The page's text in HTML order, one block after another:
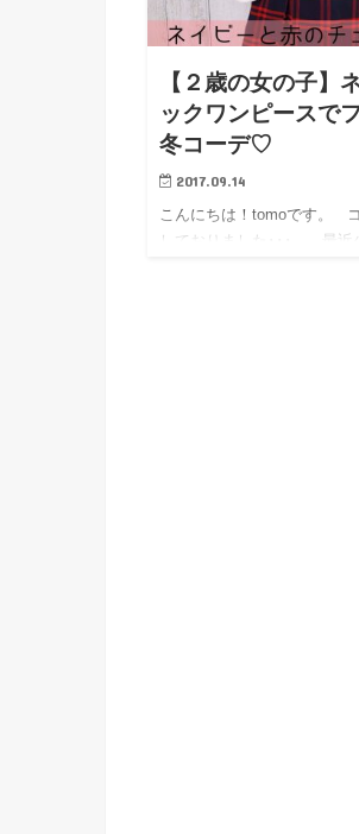
【２歳の女の子】
ックワンピースで
冬コーデ♡
2017.09.14
こんにちは！tomoです。
しておりました･･･。 最近